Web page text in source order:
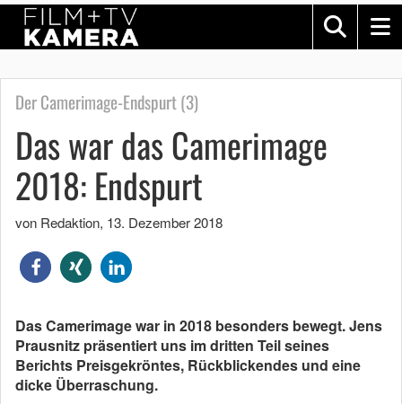
Der Camerimage-Endspurt (3)
Das war das Camerimage
2018: Endspurt
von Redaktion, 13. Dezember 2018
Das Camerimage war in 2018 besonders bewegt. Jens
Prausnitz präsentiert uns im dritten Teil seines
Berichts Preisgekröntes, Rückblickendes und eine
dicke Überraschung.